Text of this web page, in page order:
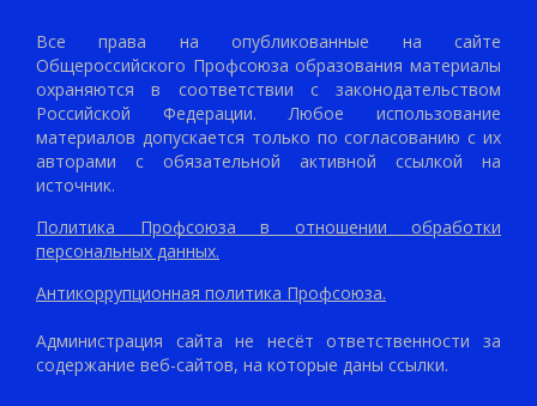
Все права на опубликованные на сайте
Общероссийского Профсоюза образования материалы
охраняются в соответствии с законодательством
Российской Федерации. Любое использование
материалов допускается только по согласованию с их
авторами с обязательной активной ссылкой на
источник.
Политика Профсоюза в отношении обработки
персональных данных.
Антикоррупционная политика Профсоюза.
Администрация сайта не несёт ответственности за
содержание веб-сайтов, на которые даны ссылки.